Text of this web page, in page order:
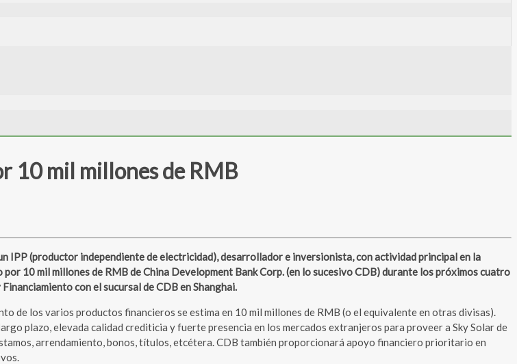
10 mil millones de RMB
IPP (productor independiente de electricidad), desarrollador e inversionista, con actividad principal en la
10 mil millones de RMB de China Development Bank Corp. (en lo sucesivo CDB) durante los próximos cuatro
con el sucursal de CDB en Shanghai.
de los varios productos financieros se estima en 10 mil millones de RMB (o el equivalente en otras divisas).
plazo, elevada calidad crediticia y fuerte presencia en los mercados extranjeros para proveer a Sky Solar de
arrendamiento, bonos, títulos, etcétera. CDB también proporcionará apoyo financiero prioritario en